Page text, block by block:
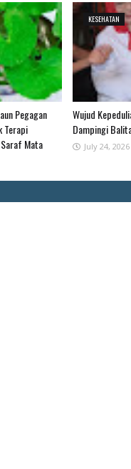
Pegagan
Terapi
Mata
KESEHATAN
Wujud
Dampingi
July 24, 2026